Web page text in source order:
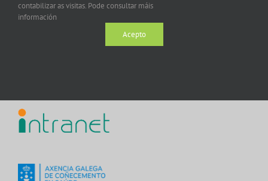
contabilizar as visitas. Pode consultar máis
información
Acepto